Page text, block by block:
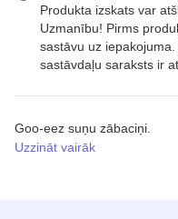
Goo-eez suņu zābaciņi.
Uzzināt vairāk
Produkta izskats var
Uzmanību! Pirms
sastāvu uz
sastāvdaļu saraksts ir